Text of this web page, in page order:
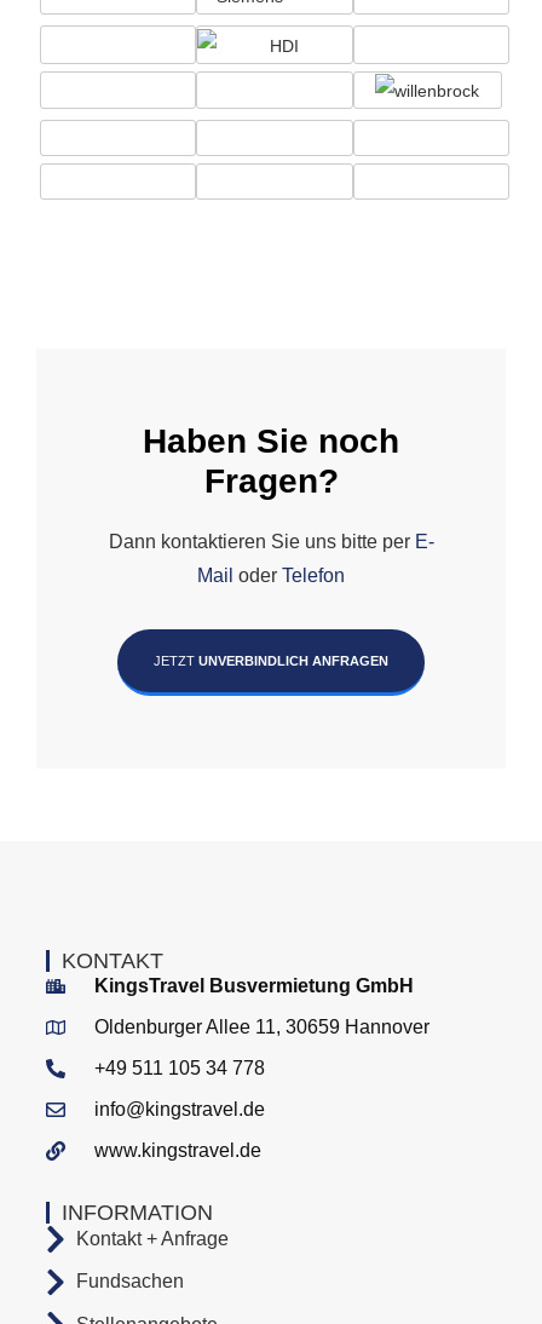
Haben Sie noch
Fragen?
Dann kontaktieren Sie uns bitte per E-
Mail oder Telefon
JETZT UNVERBINDLICH ANFRAGEN
INFORMATION
Kontakt + Anfrage
Fundsachen
KONTAKT
KingsTravel Busvermietung GmbH
Oldenburger Allee 11, 30659 Hannover
+49 511 105 34 778
info@kingstravel.de
www.kingstravel.de